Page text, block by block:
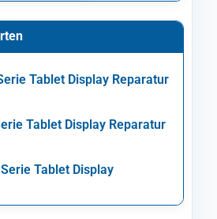
Tablet Display Reparatur
Tablet Display Reparatur
Tablet Display